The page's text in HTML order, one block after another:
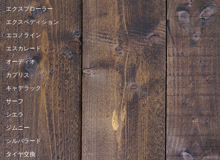
エクスプローラー
エクスペディション
エコノライン
エスカレード
オーディオ
カプリス
キャデラック
サーフ
シエラ
ジムニー
シルバラード
タイヤ交換